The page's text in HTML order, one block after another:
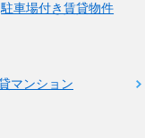
駐車場付き賃貸物件
マンション